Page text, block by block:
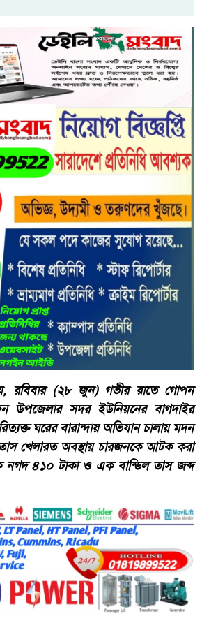
রবিবার (২৮ জুন) গভীর রাতে গোপন
উপজেলার সদর ইউনিয়নের বাগদাইর
ঘরের বারান্দায় অভিযান চালায় মদন
খেলারত অবস্থায় চারজনকে আটক করা
নগদ ৪১০ টাকা ও এক বান্ডিল তাস জব্দ